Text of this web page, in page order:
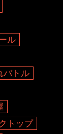
ル
バトル
トップ